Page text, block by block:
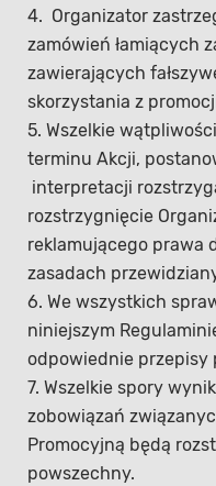
4. Organizator
zamówień łamiących
zawierających
skorzystania z
5. Wszelkie
terminu Akcji,
interpretacji
rozstrzygnięcie
reklamującego prawa
zasadach
6. We wszystkich
niniejszym
odpowiednie przepisy
7. Wszelkie spory
zobowiązań
Promocyjną będą
powszechny.